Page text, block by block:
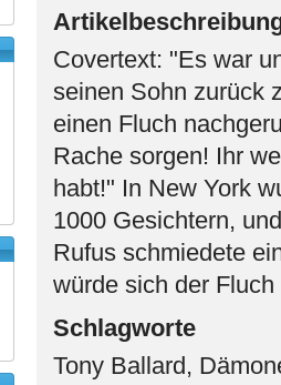
Covertext: "Es war
seinen Sohn zurück
einen Fluch
Rache sorgen! Ihr
habt!" In New York
1000 Gesichtern,
Rufus schmiedete
würde sich der
Schlagworte
Tony Ballard,